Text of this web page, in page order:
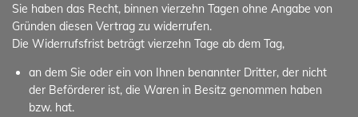
Sie haben das Recht, binnen vierzehn Tagen ohne Angabe von
Gründen diesen Vertrag zu widerrufen.
Die Widerrufsfrist beträgt vierzehn Tage ab dem Tag,
an dem Sie oder ein von Ihnen benannter Dritter, der nicht
der Beförderer ist, die Waren in Besitz genommen haben
bzw. hat.